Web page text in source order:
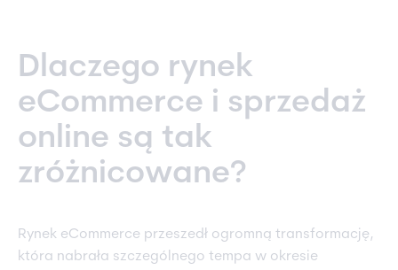
Dlaczego rynek
eCommerce i sprzedaż
online są tak
zróżnicowane?
Rynek eCommerce przeszedł ogromną transformację,
która nabrała szczególnego tempa w okresie